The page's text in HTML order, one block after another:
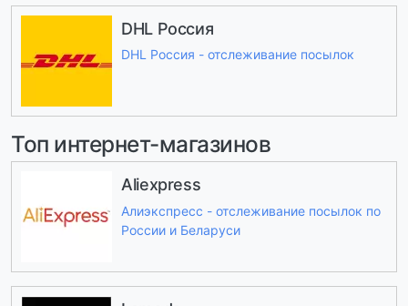
DHL Россия
DHL Россия - отслеживание посылок
Топ интернет-магазинов
Aliexpress
Алиэкспресс - отслеживание посылок по
России и Беларуси